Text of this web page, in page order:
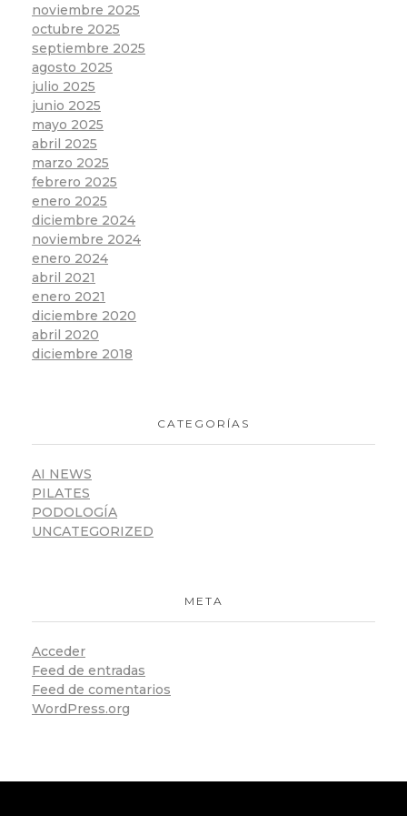
noviembre 2025
octubre 2025
septiembre 2025
agosto 2025
julio 2025
junio 2025
mayo 2025
abril 2025
marzo 2025
febrero 2025
enero 2025
diciembre 2024
noviembre 2024
enero 2024
abril 2021
enero 2021
diciembre 2020
abril 2020
diciembre 2018
CATEGORÍAS
AI NEWS
PILATES
PODOLOGÍA
UNCATEGORIZED
META
Acceder
Feed de entradas
Feed de comentarios
WordPress.org